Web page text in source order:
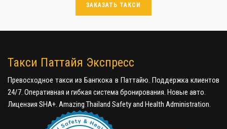
ЗАКАЗАТЬ ТАКСИ
Такси Паттайя Экспресс
Превосходное такси из Бангкока в Паттайю. Поддержка клиентов
24/7. Оперативная и гибкая система бронирования. Новые авто.
Лицензия SHA+. Amazing Thailand Safety and Health Administration.